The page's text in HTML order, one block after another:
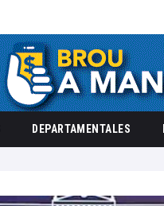
DEPARTAMENTALES